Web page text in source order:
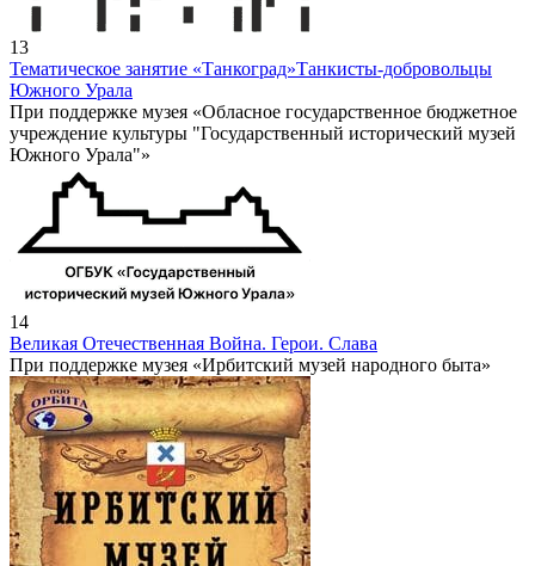
13
Тематическое занятие «Танкоград»Танкисты-добровольцы
Южного Урала
При поддержке музея «Обласное государственное бюджетное
учреждение культуры "Государственный исторический музей
Южного Урала"»
14
Великая Отечественная Война. Герои. Слава
При поддержке музея «Ирбитский музей народного быта»